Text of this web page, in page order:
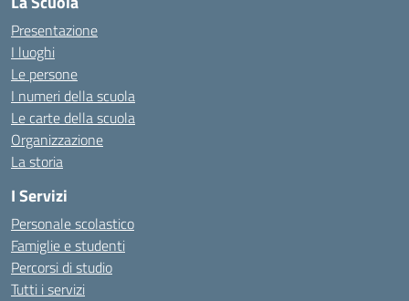
Presentazione
I luoghi
Le persone
I numeri della scuola
Le carte della scuola
Organizzazione
La storia
I Servizi
Personale scolastico
Famiglie e studenti
Percorsi di studio
Tutti i servizi